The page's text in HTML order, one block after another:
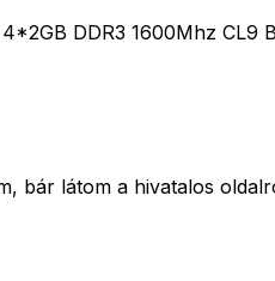
DDR3 1600Mhz CL9
bár látom a hivatalos